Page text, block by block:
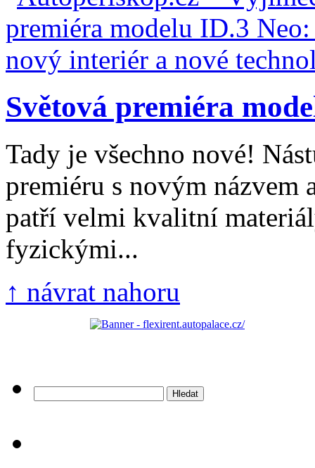
Světová premiéra
Tady je všechno nové!
premiéru s novým názvem
patří velmi kvalitní
fyzickými...
↑ návrat nahoru